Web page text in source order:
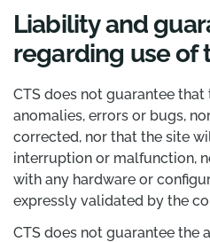
Liability and
regarding use of
CTS does not guarantee
anomalies, errors or bugs,
corrected, nor that the site
interruption or malfunction,
with any hardware or
expressly validated by the
CTS does not guarantee the